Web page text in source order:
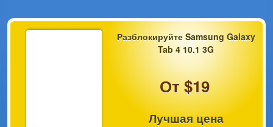
Разблокируйте Samsung Galaxy
Tab 4 10.1 3G
От $19
Лучшая цена